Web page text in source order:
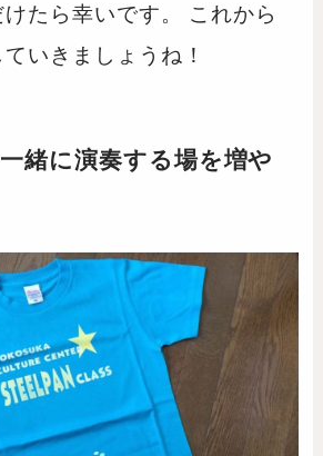
たら幸いです。 これから
いきましょうね！
緒に演奏する場を増や